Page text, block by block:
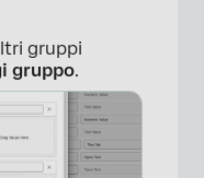
gruppi
gruppo.